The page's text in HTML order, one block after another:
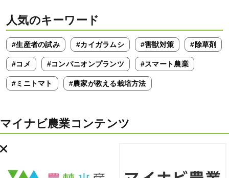
人気のキーワード
#生産者の試み #カイガラムシ #害獣対策 #除草剤
#コメ #コンパニオンプランツ #スマート農業
#ミニトマト #農家が教える栽培方法
マイナビ農業コンテンツ